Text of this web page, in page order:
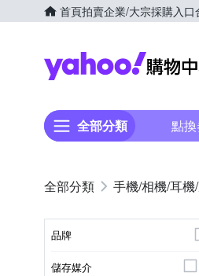
首頁拍賣企業/大宗採購入口
全部分類 點
手機/相機/耳機
品牌
儲存媒介